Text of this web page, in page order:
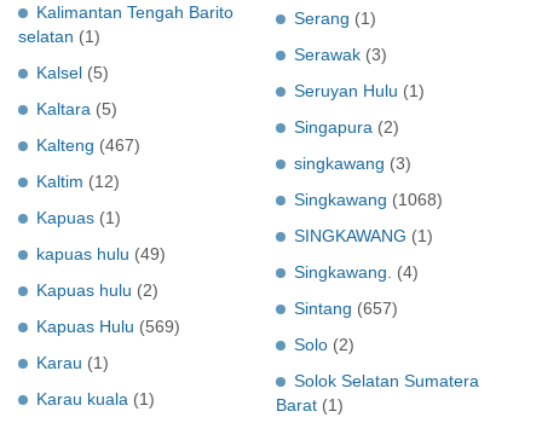
Kalimantan Tengah Barito
selatan (1)
Kalsel (5)
Kaltara (5)
Kalteng (467)
Kaltim (12)
Kapuas (1)
kapuas hulu (49)
Kapuas hulu (2)
Kapuas Hulu (569)
Karau (1)
Karau kuala (1)
Serang (1)
Serawak (3)
Seruyan Hulu (1)
Singapura (2)
singkawang (3)
Singkawang (1068)
SINGKAWANG (1)
Singkawang.
(4)
Sintang (657)
Solo (2)
Solok Selatan Sumatera
Barat (1)